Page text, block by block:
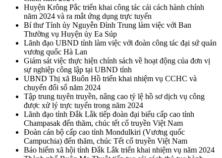
Huyện Krông Pắc triển khai công tác cải cách hành chính
năm 2024 và ra mắt ứng dụng trực tuyến
Bí thư Tỉnh ủy Nguyễn Đình Trung làm việc với Ban
Thường vụ Huyện ủy Ea Súp
Lãnh đạo UBND tỉnh làm việc với đoàn công tác đại sứ quán
vương quốc Hà Lan
Giám sát việc thực hiện chính sách về hoạt động của đơn vị
sự nghiệp công lập tại UBND tỉnh
UBND Thị xã Buôn Hồ triển khai nhiệm vụ CCHC và
chuyển đổi số năm 2024
Tập trung tuyên truyền, nâng cao tỷ lệ hồ sơ dịch vụ công
được xử lý trực tuyến trong năm 2024
Lãnh đạo tỉnh Đắk Lắk tiếp đoàn đại biểu cấp cao tỉnh
Champasak đến thăm, chúc tết cổ truyền Việt Nam
Đoàn cán bộ cấp cao tỉnh Mondulkiri (Vương quốc
Campuchia) đến thăm, chúc Tết cổ truyền Việt Nam
Bảo hiểm xã hội tỉnh Đắk Lắk triển khai nhiệm vụ năm 2024